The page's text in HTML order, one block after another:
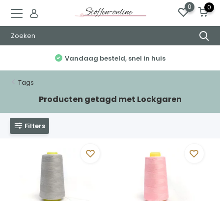
0 0
besteld, snel in huis
Tags
Producten getagd met Lockgaren
Filters